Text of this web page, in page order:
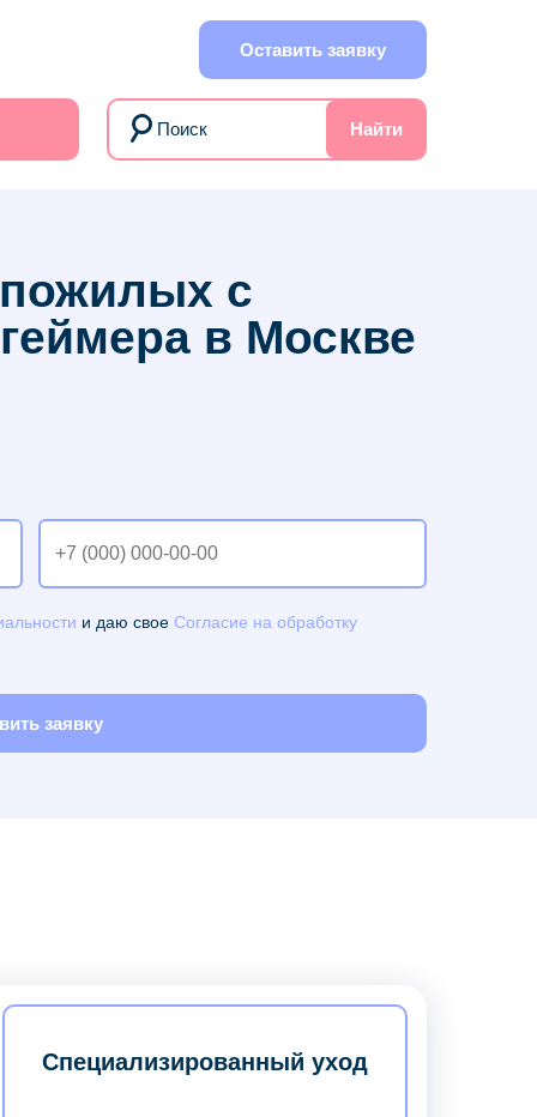
Оставить заявку
Найти
c
в Москве
и даю свое Согласие на обработку
заявку
Специализированный уход